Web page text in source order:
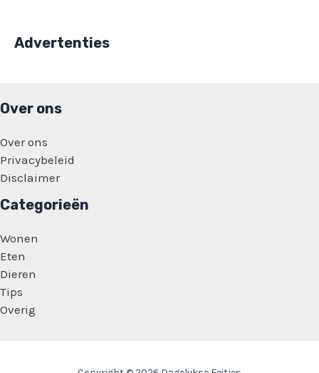
Advertenties
Over ons
Over ons
Privacybeleid
Disclaimer
Categorieën
Wonen
Eten
Dieren
Tips
Overig